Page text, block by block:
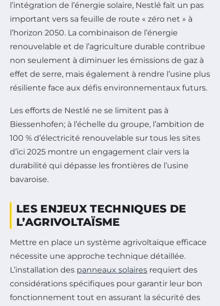
l’intégration de l’énergie solaire, Nestlé fait un pas
important vers sa feuille de route « zéro net » à
l’horizon 2050. La combinaison de l’énergie
renouvelable et de l’agriculture durable contribue
non seulement à diminuer les émissions de gaz à
effet de serre, mais également à rendre l’usine plus
résiliente face aux défis environnementaux futurs.
Les efforts de Nestlé ne se limitent pas à
Biessenhofen; à l’échelle du groupe, l’ambition de
100 % d’électricité renouvelable sur tous les sites
d’ici 2025 montre un engagement clair vers la
durabilité qui dépasse les frontières de l’usine
bavaroise.
LES ENJEUX TECHNIQUES DE
L’AGRIVOLTAÏSME
Mettre en place un système agrivoltaïque efficace
nécessite une approche technique détaillée.
L’installation des panneaux solaires requiert des
considérations spécifiques pour garantir leur bon
fonctionnement tout en assurant la sécurité des